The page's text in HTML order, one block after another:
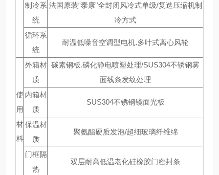
制冷系
统
法国原装“泰康"全封闭风冷式单级/复迭压缩机制
冷方式
循环系
统
耐温低噪音空调型电机.多叶式离心风轮
使
用
材
料
外箱材
质
碳素钢板.磷化静电喷塑处理/SUS304不锈钢雾
面线条发纹处理
内箱材
质
SUS304不锈钢镜面光板
保温材
质
聚氨酯硬质发泡/超细玻璃纤维绵
门框隔
热
双层耐高低温老化硅橡胶门密封条